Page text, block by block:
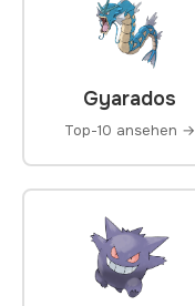
Gyarados
Top-10 ansehen →